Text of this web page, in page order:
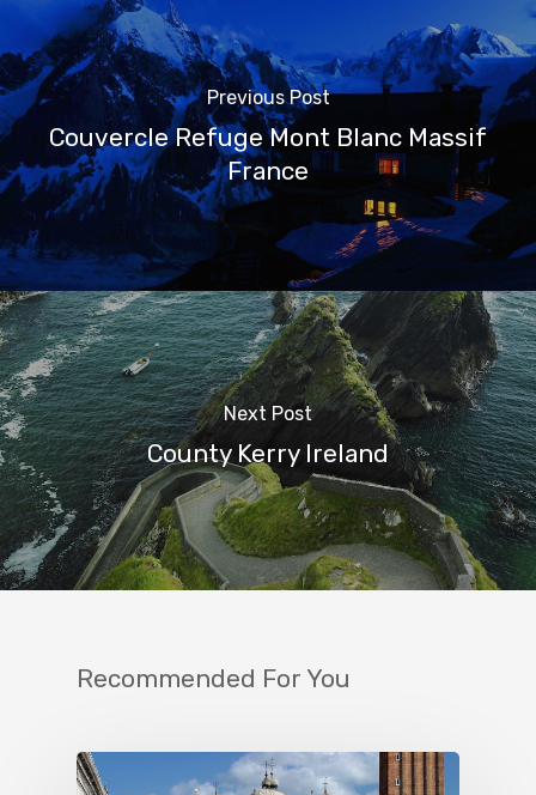
Previous Post
Couvercle Refuge Mont Blanc Massif
France
Next Post
County Kerry Ireland
Recommended For You